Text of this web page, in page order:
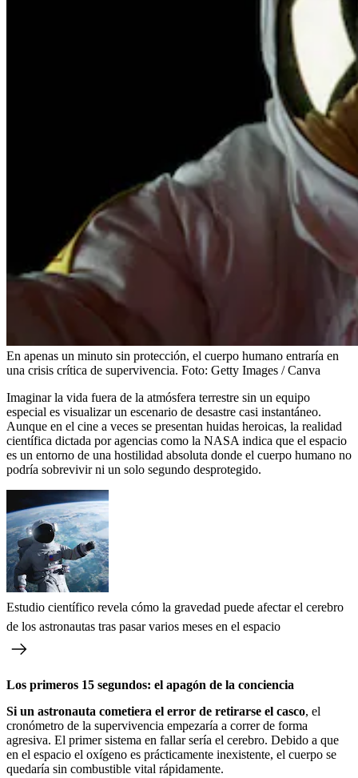
En apenas un minuto sin protección, el cuerpo humano entraría en
una crisis crítica de supervivencia. Foto: Getty Images / Canva
Imaginar la vida fuera de la atmósfera terrestre sin un equipo
especial es visualizar un escenario de desastre casi instantáneo.
Aunque en el cine a veces se presentan huidas heroicas, la realidad
científica dictada por agencias como la NASA indica que el espacio
es un entorno de una hostilidad absoluta donde el cuerpo humano no
podría sobrevivir ni un solo segundo desprotegido.
Estudio científico revela cómo la gravedad puede afectar el cerebro
de los astronautas tras pasar varios meses en el espacio
Los primeros 15 segundos: el apagón de la conciencia
Si un astronauta cometiera el error de retirarse el casco, el
cronómetro de la supervivencia empezaría a correr de forma
agresiva. El primer sistema en fallar sería el cerebro. Debido a que
en el espacio el oxígeno es prácticamente inexistente, el cuerpo se
quedaría sin combustible vital rápidamente.